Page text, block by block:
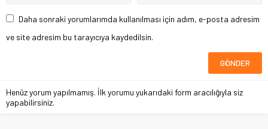
Daha sonraki yorumlarımda kullanılması için adım, e-posta adresim
ve site adresim bu tarayıcıya kaydedilsin.
Henüz yorum yapılmamış. İlk yorumu yukarıdaki form aracılığıyla siz
yapabilirsiniz.